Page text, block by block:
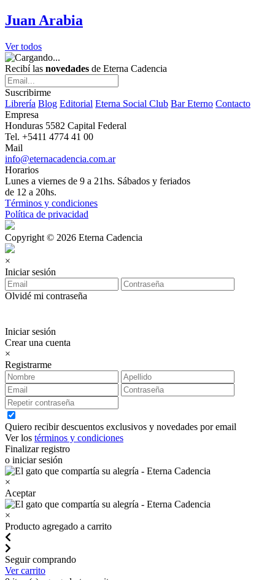
Juan Arabia
Ver todos
Recibí las novedades de Eterna Cadencia
Suscribirme
Librería Blog Editorial Eterna Social Club Bar Eterno Contacto
Empresa
Honduras 5582 Capital Federal
Tel. +5411 4774 41 00
Mail
info@eternacadencia.com.ar
Horarios
Lunes a viernes de 9 a 21hs. Sábados y feriados
de 12 a 20hs.
Términos y condiciones
Política de privacidad
Copyright © 2026 Eterna Cadencia
×
Iniciar sesión
Olvidé mi contraseña
Iniciar sesión
Crear una cuenta
×
Registrarme
Quiero recibir descuentos exclusivos y novedades por email
Ver los términos y condiciones
Finalizar registro
o iniciar sesión
×
Aceptar
×
Producto agregado a carrito
Seguir comprando
Ver carrito